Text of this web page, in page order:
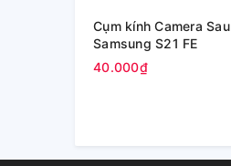
Cụm kính Camera Sau
Samsung S21 FE
40.000₫